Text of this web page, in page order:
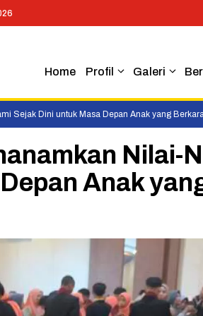
Home Profil Galeri
Sejak Dini untuk Masa Depan Anak yang
Nilai-
Anak